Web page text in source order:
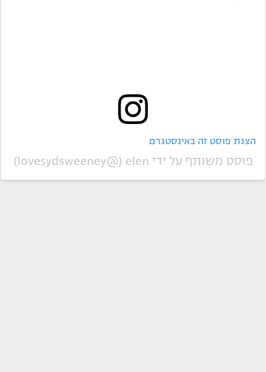
הצגת פוסט זה באינסטגרם
פוסט משותף על ידי ‏‎elen‎‏ (@‏‎lovesydsweeney‎‏)